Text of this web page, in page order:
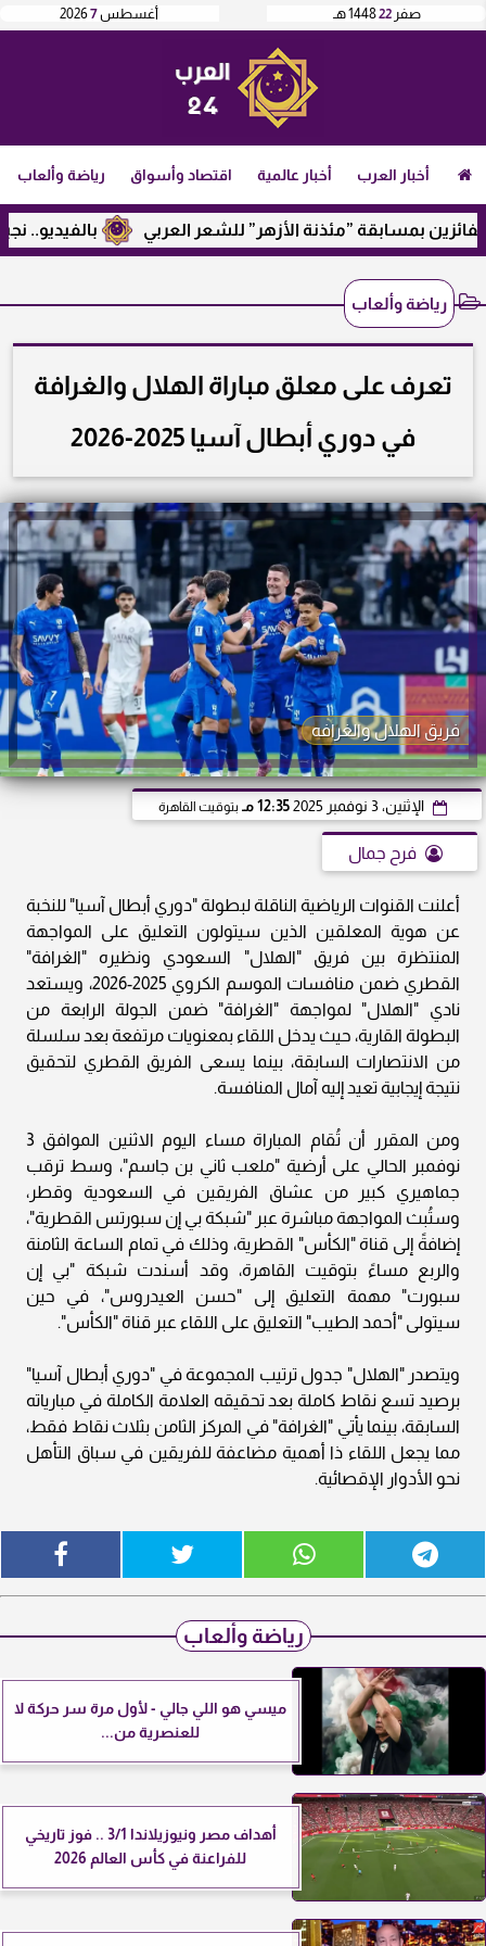
أغسطس7
2026 صفر 221448 هـ
أخبار العرب أخبار عالمية اقتصاد وأسواق رياضة وألعاب
بالفيديو.. نجيب بمسابقة ”مئذنة الأزهر” للشعر العربي
رياضة وألعاب
تعرف على معلق مباراة الهلال والغرافة
في دوري أبطال آسيا 2025-2026
فريق الهلال والغرافه
الإثنين، 3 نوفمبر 2025 12:35 مـ بتوقيت القاهرة
فرح جمال
أعلنت القنوات الرياضية الناقلة لبطولة "دوري أبطال آسيا" للنخبة
عن هوية المعلقين الذين سيتولون التعليق على المواجهة
المنتظرة بين فريق "الهلال" السعودي ونظيره "الغرافة"
القطري ضمن منافسات الموسم الكروي 2025-2026، ويستعد
نادي "الهلال" لمواجهة "الغرافة" ضمن الجولة الرابعة من
البطولة القارية، حيث يدخل اللقاء بمعنويات مرتفعة بعد سلسلة
من الانتصارات السابقة، بينما يسعى الفريق القطري لتحقيق
نتيجة إيجابية تعيد إليه آمال المنافسة.
ومن المقرر أن تُقام المباراة مساء اليوم الاثنين الموافق 3
نوفمبر الحالي على أرضية "ملعب ثاني بن جاسم"، وسط ترقب
جماهيري كبير من عشاق الفريقين في السعودية وقطر،
وستُبث المواجهة مباشرة عبر "شبكة بي إن سبورتس القطرية"،
إضافةً إلى قناة "الكأس" القطرية، وذلك في تمام الساعة الثامنة
والربع مساءً بتوقيت القاهرة، وقد أسندت شبكة "بي إن
سبورت" مهمة التعليق إلى "حسن العيدروس"، في حين
سيتولى "أحمد الطيب" التعليق على اللقاء عبر قناة "الكأس".
ويتصدر "الهلال" جدول ترتيب المجموعة في "دوري أبطال آسيا"
برصيد تسع نقاط كاملة بعد تحقيقه العلامة الكاملة في مبارياته
السابقة، بينما يأتي "الغرافة" في المركز الثامن بثلاث نقاط فقط،
مما يجعل اللقاء ذا أهمية مضاعفة للفريقين في سباق التأهل
نحو الأدوار الإقصائية.
رياضة وألعاب
ميسي هو اللي جالي - لأول مرة سر حركة لا
للعنصرية من...
أهداف مصر ونيوزيلاندا 3/1 .. فوز تاريخي
للفراعنة في كأس العالم 2026